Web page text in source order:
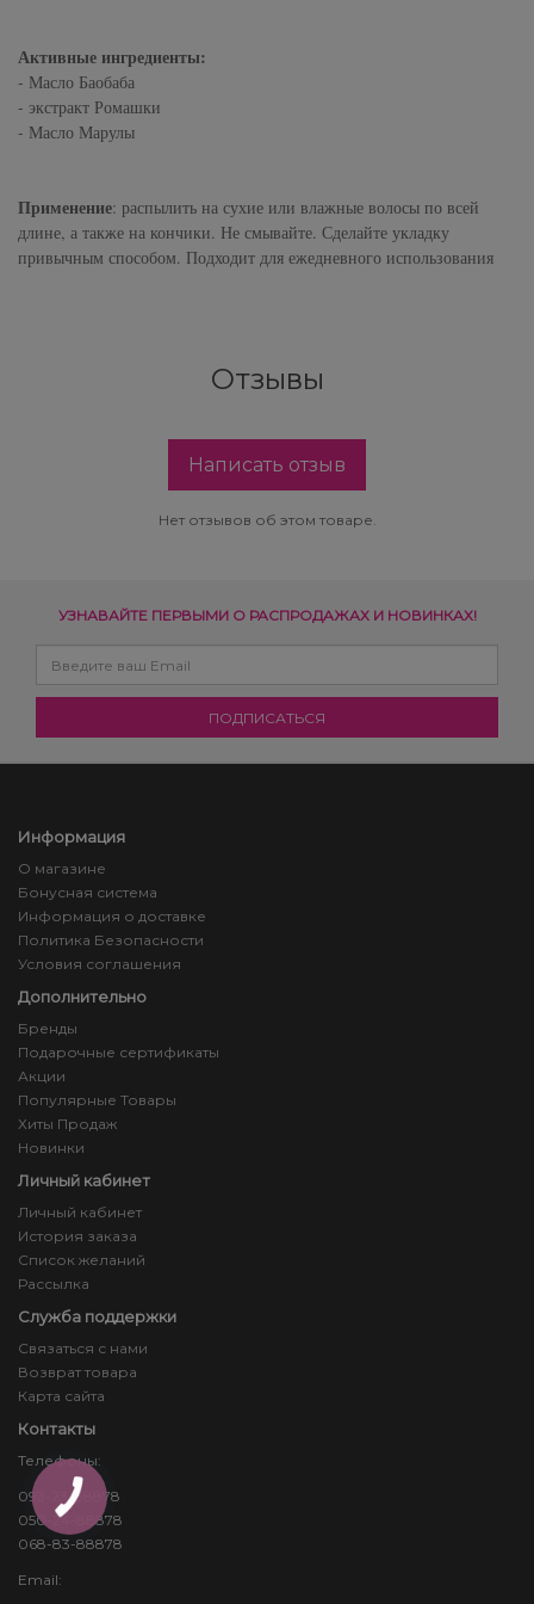
Активные ингредиенты:
- Масло Баобаба
- экстракт Ромашки
- Масло Марулы
Применение: распылить на сухие или влажные волосы по всей
длине, а также на кончики. Не смывайте. Сделайте укладку
привычным способом. Подходит для ежедневного использования
Отзывы
Написать отзыв
Нет отзывов об этом товаре.
УЗНАВАЙТЕ ПЕРВЫМИ О РАСПРОДАЖАХ И НОВИНКАХ!
Информация
О магазине
Бонусная система
Информация о доставке
Политика Безопасности
Условия соглашения
Дополнительно
Бренды
Подарочные сертификаты
Акции
Популярные Товары
Хиты Продаж
Новинки
Личный кабинет
Личный кабинет
История заказа
Список желаний
Рассылка
Служба поддержки
Связаться с нами
Возврат товара
Карта сайта
Контакты
Телефоны:
093-23-88878
050-24-88878
068-83-88878
Email:
Subtil Global Lift - Глубокое восстановление
Subtil Retouch Lab - защита цвета волос
Subrina Glow-Plex - Питание, увлажнение и
You Look Professional
КНОПКА
ЗВ'ЯЗКУ